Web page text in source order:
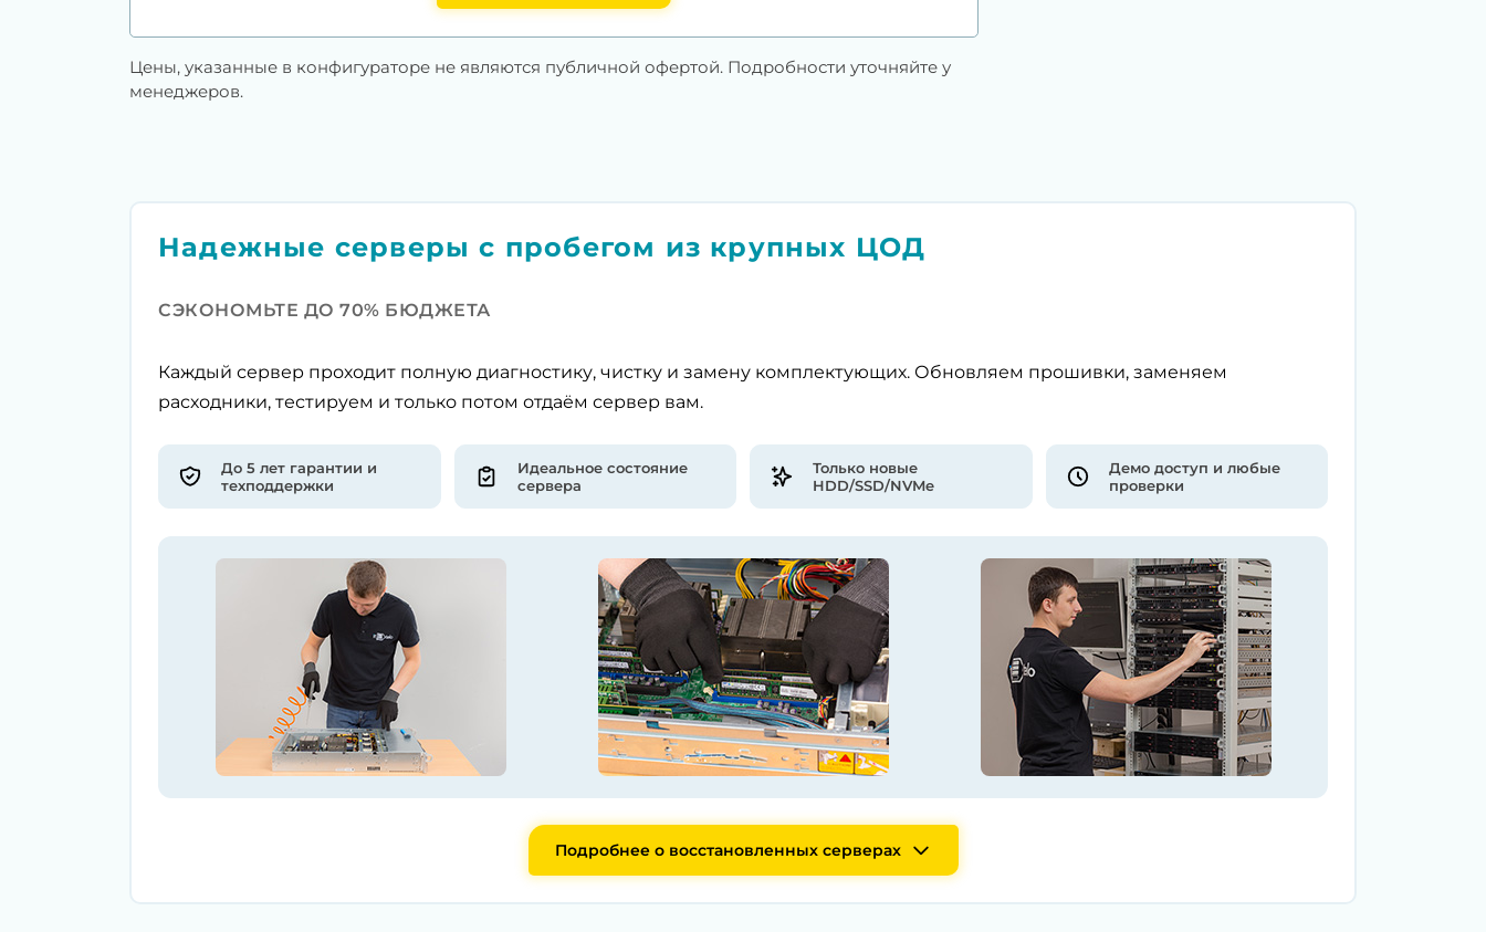
Цены, указанные в конфигураторе не являются публичной офертой. Подробности уточняйте у
менеджеров.
Надежные серверы с пробегом из крупных ЦОД
СЭКОНОМЬТЕ ДО 70% БЮДЖЕТА
Каждый сервер проходит полную диагностику, чистку и замену комплектующих. Обновляем прошивки, заменяем
расходники, тестируем и только потом отдаём сервер вам.
До 5 лет гарантии и
техподдержки
Идеальное состояние
сервера
Только новые
HDD/SSD/NVMe
Демо доступ и любые
проверки
Подробнее о восстановленных серверах